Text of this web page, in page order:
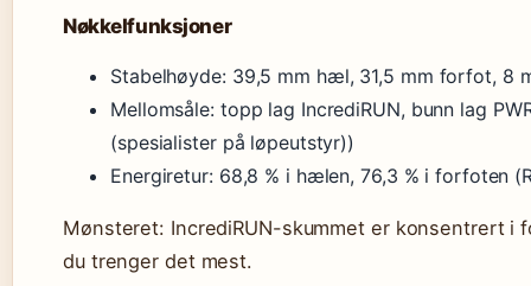
Nøkkelfunksjoner
Stabelhøyde: 39,5 mm hæl, 31,5 mm forfot, 8
Mellomsåle: topp lag IncrediRUN, bunn lag
(spesialister på løpeutstyr))
Energiretur: 68,8 % i hælen, 76,3 % i forfoten
Mønsteret: IncrediRUN-skummet er konsentrert i
du trenger det mest.